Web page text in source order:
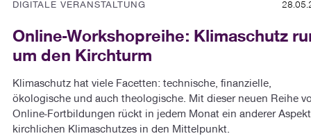
DIGITALE VERANSTALTUNG
Online-Workshopreihe: Klimaschutz
um den Kirchturm
Klimaschutz hat viele Facetten: technische, finanzielle,
ökologische und auch theologische. Mit dieser neuen Reihe
Online-Fortbildungen rückt in jedem Monat ein anderer Aspekt
kirchlichen Klimaschutzes in den Mittelpunkt.